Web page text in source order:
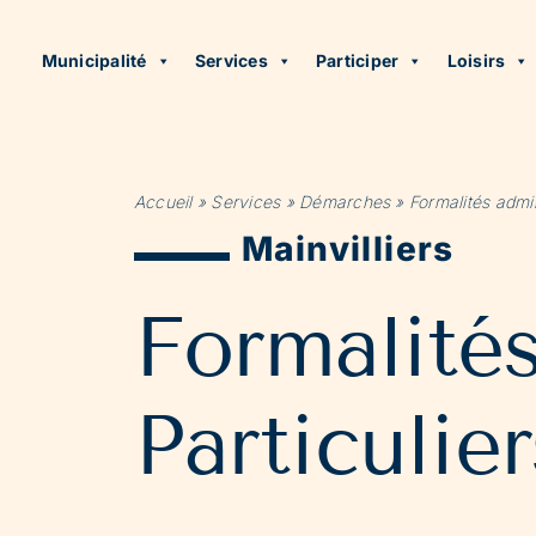
Municipalité Services Participer Loisirs
Accueil» Services» Démarches» Formalités
Mainvilliers